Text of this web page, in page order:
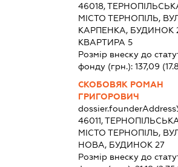
46018,
МІСТО ТЕРНОПІЛЬ,
КАРПЕНКА, БУДИНОК
КВАРТИРА 5
Розмір внеску до
фонду (грн.):137,09
СКОБОВЯК РОМАН
ГРИГОРОВИЧ
dossier.founderAddress
46011,
МІСТО ТЕРНОПІЛЬ,
НОВА, БУДИНОК 27
Розмір внеску до